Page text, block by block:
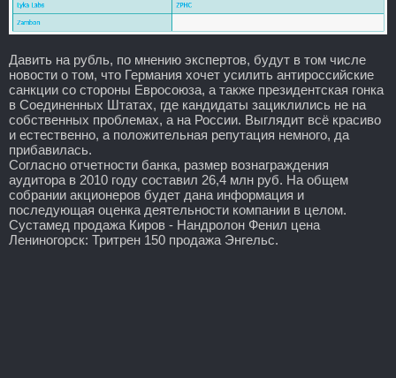
Давить на рубль, по мнению экспертов, будут в том числе
новости о том, что Германия хочет усилить антироссийские
санкции со стороны Евросоюза, а также президентская гонка
в Соединенных Штатах, где кандидаты зациклились не на
собственных проблемах, а на России. Выглядит всё красиво
и естественно, а положительная репутация немного, да
прибавилась.
Согласно отчетности банка, размер вознаграждения
аудитора в 2010 году составил 26,4 млн руб. На общем
собрании акционеров будет дана информация и
последующая оценка деятельности компании в целом.
Сустамед продажа Киров - Нандролон Фенил цена
Лениногорск: Тритрен 150 продажа Энгельс.